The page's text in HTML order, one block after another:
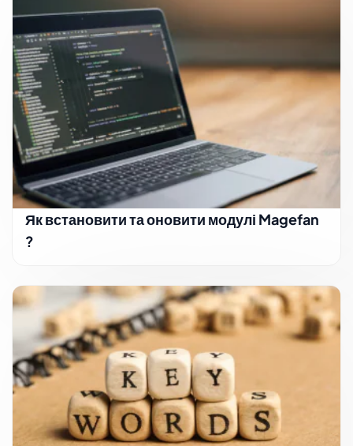
Як встановити та оновити модулі Magefan
?